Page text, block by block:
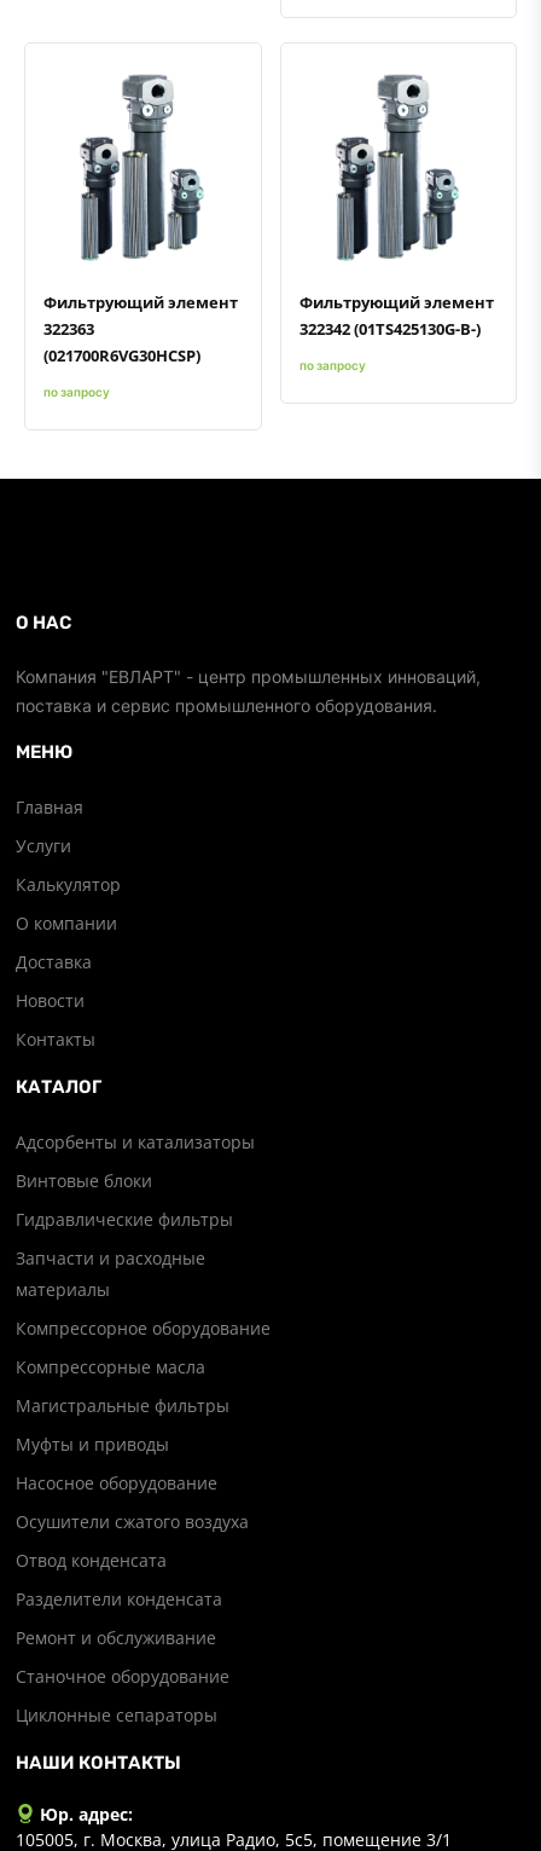
Быстрый просмотрДобавить к сравнению
Добавить в избранное
Фильтрующий элемент
322363
(021700R6VG30HCSP)
по запросу
Быстрый просмотрДобавить к сравнению
Добавить в избранное
Фильтрующий элемент
322342 (01TS425130G-B-)
по запросу
О НАС
Компания "ЕВЛАРТ" - центр промышленных инноваций,
поставка и сервис промышленного оборудования.
МЕНЮ
Главная
Услуги
Калькулятор
О компании
Доставка
Новости
Контакты
КАТАЛОГ
Адсорбенты и катализаторы
Винтовые блоки
Гидравлические фильтры
Запчасти и расходные
материалы
Компрессорное оборудование
Компрессорные масла
Магистральные фильтры
Муфты и приводы
Насосное оборудование
Осушители сжатого воздуха
Отвод конденсата
Разделители конденсата
Ремонт и обслуживание
Станочное оборудование
Циклонные сепараторы
НАШИ КОНТАКТЫ
Юр. адрес:
105005, г. Москва, улица Радио, 5с5, помещение 3/1